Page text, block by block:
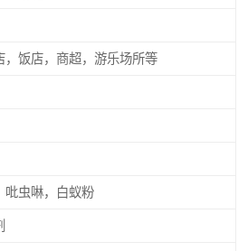
，饭店，商超，游乐场所等
吡虫啉，白蚁粉